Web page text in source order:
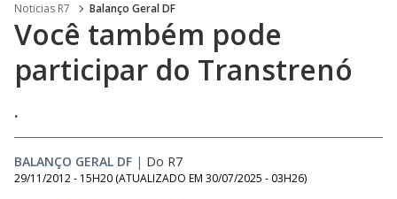
Noticias R7 Balanço Geral DF
Você também pode
participar do Transtrenó
.
BALANÇO GERAL DF | Do R7
29/11/2012 - 15H20 (ATUALIZADO EM 30/07/2025 - 03H26)